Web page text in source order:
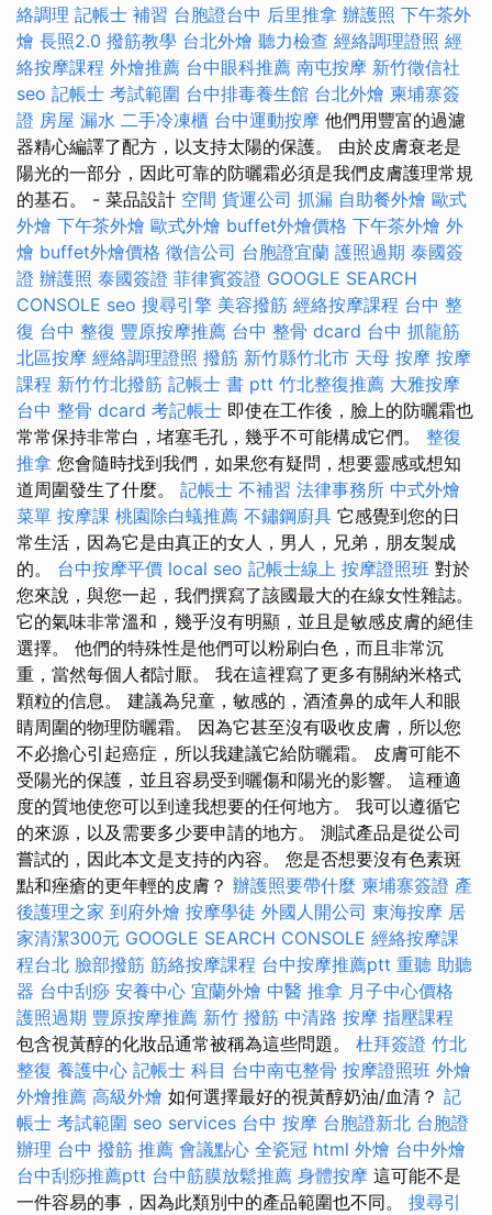
絡調理 記帳士 補習 台胞證台中 后里推拿 辦護照 下午茶外
燴 長照2.0 撥筋教學 台北外燴 聽力檢查 經絡調理證照 經
絡按摩課程 外燴推薦 台中眼科推薦 南屯按摩 新竹徵信社
seo 記帳士 考試範圍 台中排毒養生館 台北外燴 柬埔寨簽
證 房屋 漏水 二手冷凍櫃 台中運動按摩 他們用豐富的過濾
器精心編譯了配方，以支持太陽的保護。 由於皮膚衰老是
陽光的一部分，因此可靠的防曬霜必須是我們皮膚護理常規
的基石。 - 菜品設計 空間 貨運公司 抓漏 自助餐外燴 歐式
外燴 下午茶外燴 歐式外燴 buffet外燴價格 下午茶外燴 外
燴 buffet外燴價格 徵信公司 台胞證宜蘭 護照過期 泰國簽
證 辦護照 泰國簽證 菲律賓簽證 GOOGLE SEARCH
CONSOLE seo 搜尋引擎 美容撥筋 經絡按摩課程 台中 整
復 台中 整復 豐原按摩推薦 台中 整骨 dcard 台中 抓龍筋
北區按摩 經絡調理證照 撥筋 新竹縣竹北市 天母 按摩 按摩
課程 新竹竹北撥筋 記帳士 書 ptt 竹北整復推薦 大雅按摩
台中 整骨 dcard 考記帳士 即使在工作後，臉上的防曬霜也
常常保持非常白，堵塞毛孔，幾乎不可能構成它們。 整復
推拿 您會隨時找到我們，如果您有疑問，想要靈感或想知
道周圍發生了什麼。 記帳士 不補習 法律事務所 中式外燴
菜單 按摩課 桃園除白蟻推薦 不鏽鋼廚具 它感覺到您的日
常生活，因為它是由真正的女人，男人，兄弟，朋友製成
的。 台中按摩平價 local seo 記帳士線上 按摩證照班 對於
您來說，與您一起，我們撰寫了該國最大的在線女性雜誌。
它的氣味非常溫和，幾乎沒有明顯，並且是敏感皮膚的絕佳
選擇。 他們的特殊性是他們可以粉刷白色，而且非常沉
重，當然每個人都討厭。 我在這裡寫了更多有關納米格式
顆粒的信息。 建議為兒童，敏感的，酒渣鼻的成年人和眼
睛周圍的物理防曬霜。 因為它甚至沒有吸收皮膚，所以您
不必擔心引起癌症，所以我建議它給防曬霜。 皮膚可能不
受陽光的保護，並且容易受到曬傷和陽光的影響。 這種適
度的質地使您可以到達我想要的任何地方。 我可以遵循它
的來源，以及需要多少要申請的地方。 測試產品是從公司
嘗試的，因此本文是支持的內容。 您是否想要沒有色素斑
點和痤瘡的更年輕的皮膚？ 辦護照要帶什麼 柬埔寨簽證 產
後護理之家 到府外燴 按摩學徒 外國人開公司 東海按摩 居
家清潔300元 GOOGLE SEARCH CONSOLE 經絡按摩課
程台北 臉部撥筋 筋絡按摩課程 台中按摩推薦ptt 重聽 助聽
器 台中刮痧 安養中心 宜蘭外燴 中醫 推拿 月子中心價格
護照過期 豐原按摩推薦 新竹 撥筋 中清路 按摩 指壓課程
包含視黃醇的化妝品通常被稱為這些問題。 杜拜簽證 竹北
整復 養護中心 記帳士 科目 台中南屯整骨 按摩證照班 外燴
外燴推薦 高級外燴 如何選擇最好的視黃醇奶油/血清？ 記
帳士 考試範圍 seo services 台中 按摩 台胞證新北 台胞證
辦理 台中 撥筋 推薦 會議點心 全瓷冠 html 外燴 台中外燴
台中刮痧推薦ptt 台中筋膜放鬆推薦 身體按摩 這可能不是
一件容易的事，因為此類別中的產品範圍也不同。 搜尋引